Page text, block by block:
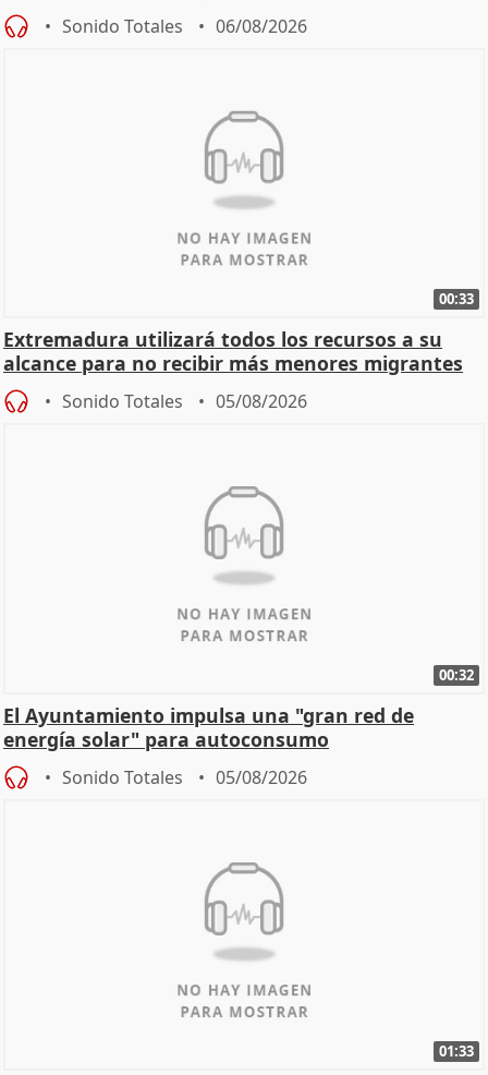
Sonido Totales 06/08/2026
00:33
Extremadura utilizará todos los recursos a su
alcance para no recibir más menores migrantes
Sonido Totales 05/08/2026
00:32
El Ayuntamiento impulsa una "gran red de
energía solar" para autoconsumo
Sonido Totales 05/08/2026
01:33